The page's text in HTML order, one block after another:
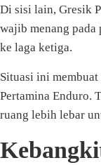
Di sisi lain, Gresik
wajib menang pada
ke laga ketiga.
Situasi ini
Pertamina Enduro.
ruang lebih lebar